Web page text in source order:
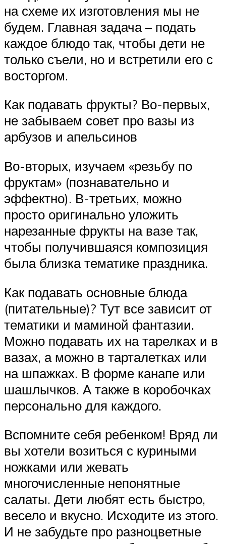
на схеме их изготовления мы не
будем. Главная задача – подать
каждое блюдо так, чтобы дети не
только съели, но и встретили его с
восторгом.
Как подавать фрукты? Во-первых,
не забываем совет про вазы из
арбузов и апельсинов
Во-вторых, изучаем «резьбу по
фруктам» (познавательно и
эффектно). В-третьих, можно
просто оригинально уложить
нарезанные фрукты на вазе так,
чтобы получившаяся композиция
была близка тематике праздника.
Как подавать основные блюда
(питательные)? Тут все зависит от
тематики и маминой фантазии.
Можно подавать их на тарелках и в
вазах, а можно в тарталетках или
на шпажках. В форме канапе или
шашлычков. А также в коробочках
персонально для каждого.
Вспомните себя ребенком! Вряд ли
вы хотели возиться с куриными
ножками или жевать
многочисленные непонятные
салаты. Дети любят есть быстро,
весело и вкусно. Исходите из этого.
И не забудьте про разноцветные